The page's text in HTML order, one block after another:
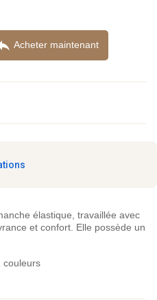
Acheter maintenant
élastique, travaillée avec
et confort. Elle possède un
couleurs